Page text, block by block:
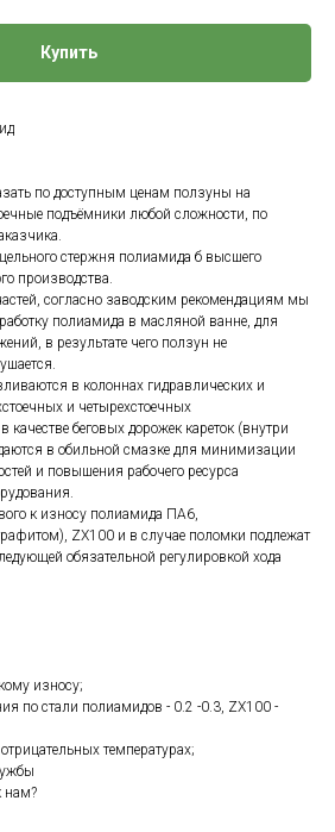
Купить
по доступным ценам ползуны на
подъёмники любой сложности, по
стержня полиамида б высшего
производства.
согласно заводским рекомендациям мы
полиамида в масляной ванне, для
в результате чего ползун не
в колоннах гидравлических и
и четырехстоечных
беговых дорожек кареток (внутри
в обильной смазке для минимизации
и повышения рабочего ресурса
к износу полиамида ПА6,
ZX100 и в случае поломки подлежат
обязательной регулировкой хода
износу;
по стали полиамидов - 0.2 -0.3, ZX100 -
температурах;
нам?